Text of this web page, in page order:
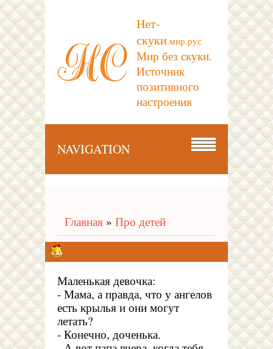
Нет-
скуки.мир.рус
Мир без скуки.
Источник
позитивного
настроения
NAVIGATION
Главная » Про детей
Маленькая девочка:
- Мама, а правда, что у ангелов
есть крылья и они могут
летать?
- Конечно, доченька.